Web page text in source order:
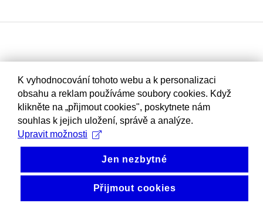
K vyhodnocování tohoto webu a k personalizaci
obsahu a reklam používáme soubory cookies. Když
klikněte na „přijmout cookies", poskytnete nám
souhlas k jejich uložení, správě a analýze.
Upravit možnosti
Jen nezbytné
Přijmout cookies